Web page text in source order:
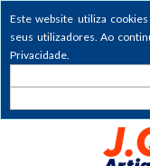
Este website utiliza
seus utilizadores. Ao
Privacidade.